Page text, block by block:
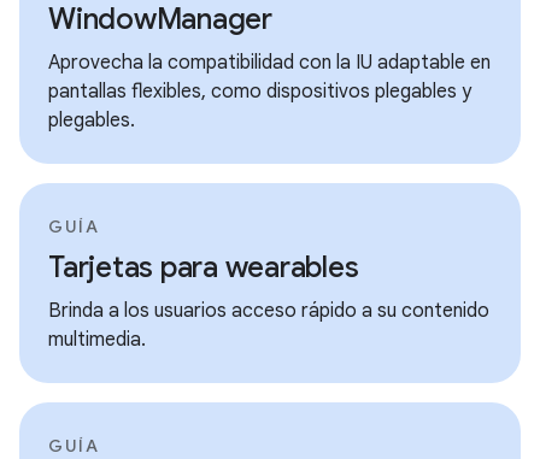
WindowManager
Aprovecha la compatibilidad con la IU adaptable en
pantallas flexibles, como dispositivos plegables y
plegables.
GUÍA
Tarjetas para wearables
Brinda a los usuarios acceso rápido a su contenido
multimedia.
GUÍA